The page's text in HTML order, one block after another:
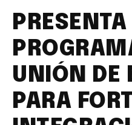
UNIÓN DE
PARA